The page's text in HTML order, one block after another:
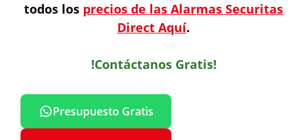
todos los precios de las Alarmas Securitas
Direct Aquí.
!Contáctanos Gratis!
Presupuesto Gratis